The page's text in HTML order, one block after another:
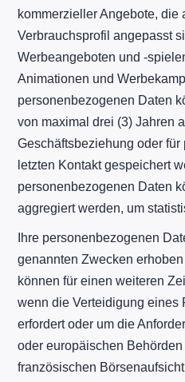
kommerzieller Angebote, die
Verbrauchsprofil angepasst
Werbeangeboten und -
Animationen und
personenbezogenen Daten
von maximal drei (3) Jahren
Geschäftsbeziehung oder
letzten Kontakt gespeichert
personenbezogenen Daten
aggregiert werden, um
Ihre personenbezogenen
genannten Zwecken
können für einen weiteren
wenn die Verteidigung eines
erfordert oder um die
oder europäischen
französischen